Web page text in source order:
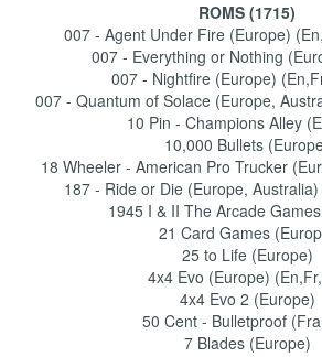
ROMS (1715)
007 - Agent Under Fire (Europe)
007 - Everything or Nothing
007 - Nightfire (Europe)
007 - Quantum of Solace (Europe,
10 Pin - Champions Alley
10,000 Bullets
18 Wheeler - American Pro Trucker
187 - Ride or Die (Europe,
1945 I & II The Arcade
21 Card Games
25 to Life (Europe)
4x4 Evo (Europe)
4x4 Evo 2 (Europe)
50 Cent - Bulletproof
7 Blades (Europe)